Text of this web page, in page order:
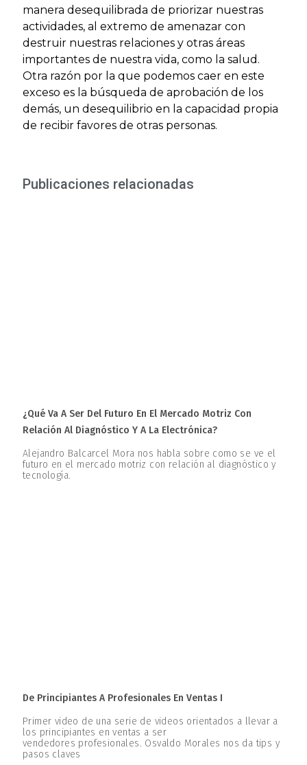
manera desequilibrada de priorizar nuestras
actividades, al extremo de amenazar con
destruir nuestras relaciones y otras áreas
importantes de nuestra vida, como la salud.
Otra razón por la que podemos caer en este
exceso es la búsqueda de aprobación de los
demás, un desequilibrio en la capacidad propia
de recibir favores de otras personas.
Publicaciones relacionadas
¿Qué Va A Ser Del Futuro En El Mercado Motriz Con
Relación Al Diagnóstico Y A La Electrónica?
Alejandro Balcarcel Mora nos habla sobre como se ve el
futuro en el mercado motriz con relación al diagnóstico y
tecnología.
De Principiantes A Profesionales En Ventas I
Primer video de una serie de videos orientados a llevar a
los principiantes en ventas a ser
vendedores profesionales. Osvaldo Morales nos da tips y
pasos claves